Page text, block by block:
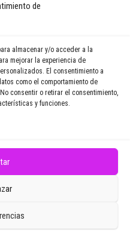
de
almacenar y/o acceder a la
mejorar la experiencia de
El consentimiento a
como el comportamiento de
consentir o retirar el consentimiento,
y funciones.
las
que
de Zoomdestinos.es